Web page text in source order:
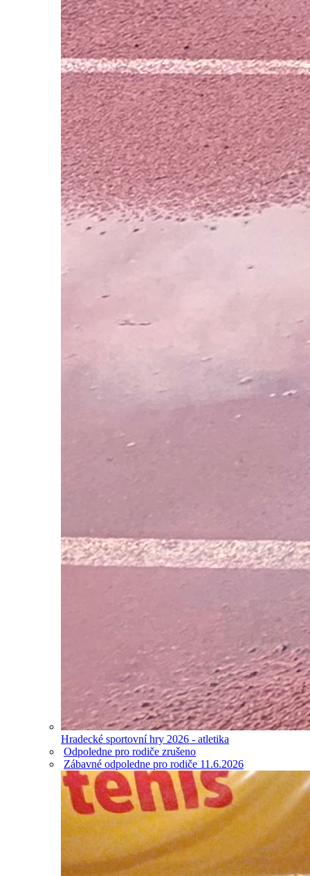
Hradecké sportovní hry 2026 - atletika
Odpoledne pro rodiče zrušeno
Zábavné odpoledne pro rodiče 11.6.2026